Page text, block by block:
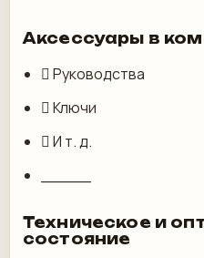
Аксессуары в
 Руководства
 Ключи
 И т. д.
Техническое и
состояние